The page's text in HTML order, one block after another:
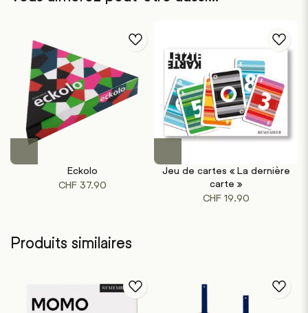
Eckolo
CHF37.90
Jeu de cartes « La dernière
carte »
CHF19.90
Produits similaires